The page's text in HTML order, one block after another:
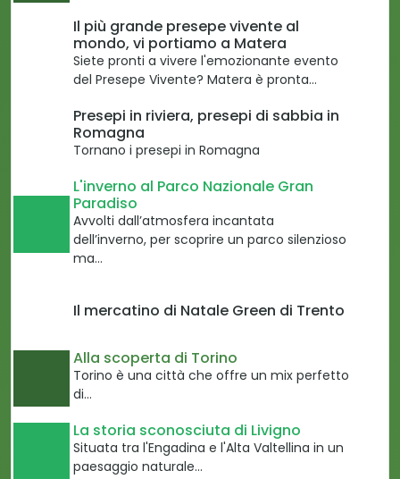
Il più grande presepe vivente al
mondo, vi portiamo a Matera
Siete pronti a vivere l'emozionante evento
del Presepe Vivente? Matera è pronta…
Presepi in riviera, presepi di sabbia in
Romagna
Tornano i presepi in Romagna
L'inverno al Parco Nazionale Gran
Paradiso
Avvolti dall’atmosfera incantata
dell’inverno, per scoprire un parco silenzioso
ma…
Il mercatino di Natale Green di Trento
Alla scoperta di Torino
Torino è una città che offre un mix perfetto
di…
La storia sconosciuta di Livigno
Situata tra l'Engadina e l'Alta Valtellina in un
paesaggio naturale…